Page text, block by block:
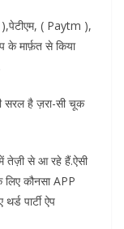
( Paytm ),
के मार्फ़त से किया
सरल है ज़रा-सी चूक
तेज़ी से आ रहे हैं.ऐसी
कौनसा APP
पार्टी ऐप